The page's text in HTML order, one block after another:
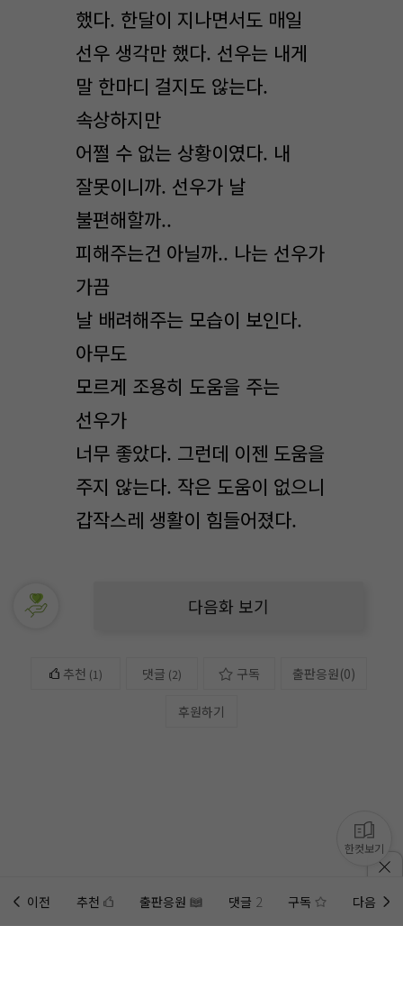
했다. 한달이 지나면서도 매일
선우 생각만 했다. 선우는 내게
말 한마디 걸지도 않는다.
속상하지만
어쩔 수 없는 상황이였다. 내
잘못이니까. 선우가 날
불편해할까..
피해주는건 아닐까.. 나는 선우가
가끔
날 배려해주는 모습이 보인다.
아무도
모르게 조용히 도움을 주는
선우가
너무 좋았다. 그런데 이젠 도움을
주지 않는다. 작은 도움이 없으니
갑작스레 생활이 힘들어졌다.
다음화 보기
추천 (1) 댓글 (2) 구독 출판응원(0)
후원하기
이전 추천 출판응원 댓글 2 구독 다음
한컷보기
홈에미노벨 웹추가하기 미노벨 앱설치하기